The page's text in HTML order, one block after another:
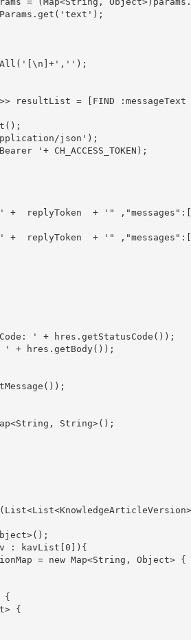
resultList = [FIND
json');
'+ CH_ACCESS_TOKEN);
replyToken  + '"
+  replyToken  + '"
' + hres.getStatusCode());
+ hres.getBody());
+ e.getMessage());
String>();
: kavList[0]){
= new Map<String, Object> {
{
{